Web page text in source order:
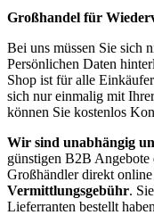
Großhandel für
Bei uns müssen Sie sich
Persönlichen Daten
Shop ist für alle
sich nur einmalig mit
können Sie kostenlos
Wir sind unabhängig
günstigen B2B Angebote
Großhändler direkt
Vermittlungsgebühr.
Lieferranten bestellt